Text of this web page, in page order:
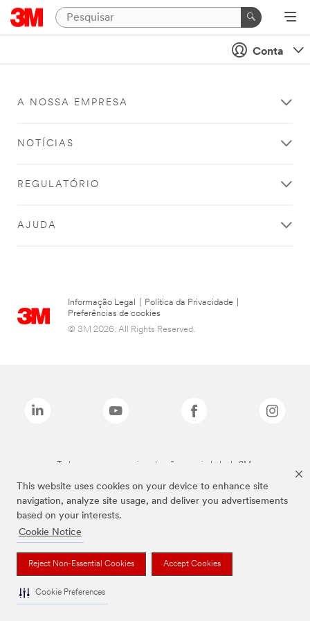
This website uses cookies on your device to enhance site
navigation, analyze site usage, and deliver you advertisements
based on your interests.
Cookie Notice
Reject Non-Essential Cookies Accept Cookies
Cookie Preferences
Conta
A NOSSA EMPRESA
NOTÍCIAS
REGULATÓRIO
AJUDA
Informação Legal Política da Privacidade
Preferências de cookies
© 3M 2026. All Rights Reserved.
Todas as marcas mencionadas são propriedade da 3M.